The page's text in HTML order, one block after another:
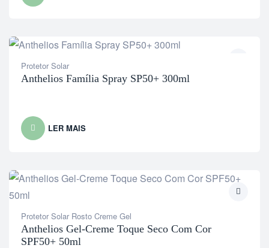
Protetor Solar
Anthelios Família Spray SP50+ 300ml
LER MAIS
Protetor Solar Rosto Creme Gel
Anthelios Gel-Creme Toque Seco Com Cor
SPF50+ 50ml